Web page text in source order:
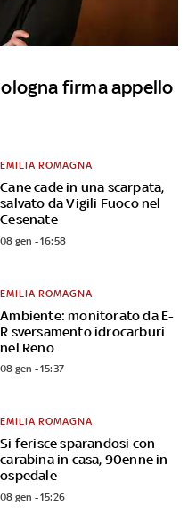
firma appello
Cane cade in una scarpata,
salvato da Vigili Fuoco nel
Cesenate
EMILIA ROMAGNA
08 gen - 16:58
Ambiente: monitorato da E-
R sversamento idrocarburi
nel Reno
EMILIA ROMAGNA
08 gen - 15:37
Si ferisce sparandosi con
carabina in casa, 90enne in
ospedale
EMILIA ROMAGNA
08 gen - 15:26